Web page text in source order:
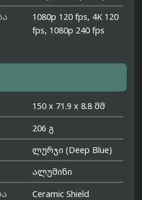
1080p 120 fps, 4K 120
fps, 1080p 240 fps
150 x 71.9 x 8.8 მმ
206 გ
ლურჯი (Deep Blue)
ალუმინი
Ceramic Shield